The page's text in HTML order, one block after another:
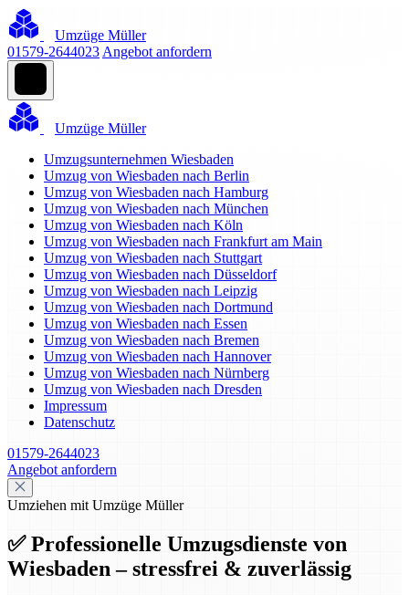
Umzüge Müller
01579-2644023 Angebot anfordern
Umzüge Müller
Umzugsunternehmen Wiesbaden
Umzug von Wiesbaden nach Berlin
Umzug von Wiesbaden nach Hamburg
Umzug von Wiesbaden nach München
Umzug von Wiesbaden nach Köln
Umzug von Wiesbaden nach Frankfurt am Main
Umzug von Wiesbaden nach Stuttgart
Umzug von Wiesbaden nach Düsseldorf
Umzug von Wiesbaden nach Leipzig
Umzug von Wiesbaden nach Dortmund
Umzug von Wiesbaden nach Essen
Umzug von Wiesbaden nach Bremen
Umzug von Wiesbaden nach Hannover
Umzug von Wiesbaden nach Nürnberg
Umzug von Wiesbaden nach Dresden
Impressum
Datenschutz
01579-2644023
Angebot anfordern
Umziehen mit Umzüge Müller
✅ Professionelle Umzugsdienste von
Wiesbaden – stressfrei & zuverlässig